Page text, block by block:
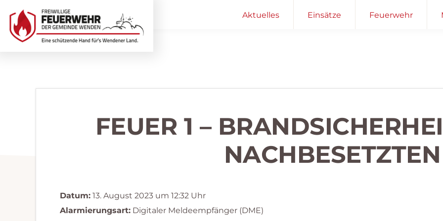
Hauptnavigation
springen
Inhalt
springen
Aktuelles Einsätze Feuerwehr
FEUER 1 –
NACHBESETZTEN
Datum: 13. August 2023 um 12:32 Uhr
Alarmierungsart: Digitaler Meldeempfänger (DME)